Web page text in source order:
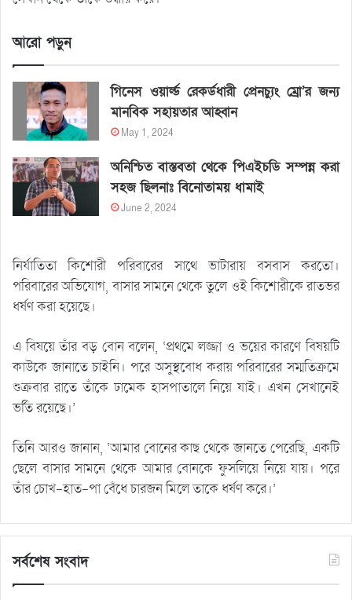
আরো পড়ুন
গিনেস ওয়ার্ল্ড রেকর্ডধারী প্রেনচ্যুং ম্রো’র জন্য
মানবিক সহায়তার আহ্বান
May 1, 2024
অনিশ্চিত বাস্তবতা থেকে পিএইচডি সম্পন্ন করা
সহজ ছিলনাঃ বিনোতাময় ধামাই
June 2, 2024
নির্যাতিতা কিশোরী পরিবারের সাথে ভাটারায় বসবাস করতো।
পরিবারের অভিযোগ, বাসার সামনে থেকে তুলে ওই কিশোরীকে রাতভর
ধর্ষণ করা হয়েছে।
এ বিষয়ে তাঁর বড় বোন বলেন, ‘প্রথমে লজ্জা ও ভয়ের কারণে বিষয়টি
কাউকে জানাতে চাইনি। পরে অসুস্থবোধ করায় পরিবারের সম্মতিক্রমে
শুক্রবার রাতে তাঁকে ঢামেক হাসপাতালে নিয়ে যাই। এখন সেখানেই
ভর্তি রয়েছে।’
তিনি আরও জানান, ‘আমার বোনের কাছ থেকে জানতে পেরেছি, একটি
ছেলে বাসার সামনে থেকে আমার বোনকে ফুসলিয়ে নিয়ে যায়। পরে
তাঁর চোখ-হাত-পা বেঁধে চারজন মিলে তাকে ধর্ষণ করে।’
সর্বশেষ সংবাদ